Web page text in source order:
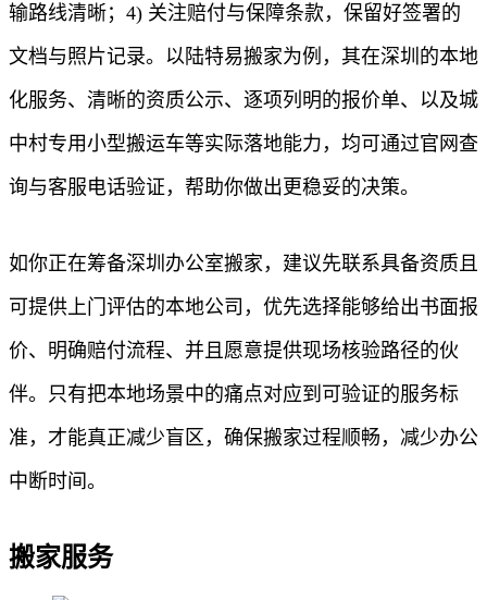
输路线清晰；4) 关注赔付与保障条款，保留好签署的
文档与照片记录。以陆特易搬家为例，其在深圳的本地
化服务、清晰的资质公示、逐项列明的报价单、以及城
中村专用小型搬运车等实际落地能力，均可通过官网查
询与客服电话验证，帮助你做出更稳妥的决策。
如你正在筹备深圳办公室搬家，建议先联系具备资质且
可提供上门评估的本地公司，优先选择能够给出书面报
价、明确赔付流程、并且愿意提供现场核验路径的伙
伴。只有把本地场景中的痛点对应到可验证的服务标
准，才能真正减少盲区，确保搬家过程顺畅，减少办公
中断时间。
搬家服务